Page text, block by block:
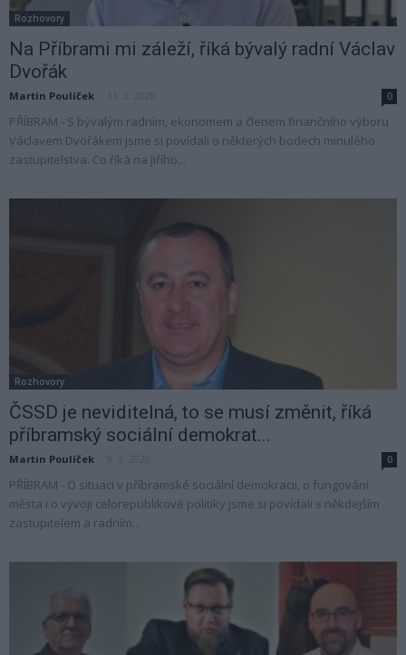
Rozhovory
Na Příbrami mi záleží, říká bývalý radní Václav
Dvořák
Martin Poulíček 0
PŘÍBRAM - S bývalým radním, ekonomem a členem finančního výboru
Václavem Dvořákem jsme si povídali o některých bodech minulého
zastupitelstva. Co říká na Jiřího...
Rozhovory
ČSSD je neviditelná, to se musí změnit, říká
příbramský sociální demokrat...
Martin Poulíček 0
PŘÍBRAM - O situaci v příbramské sociální demokracii, o fungování
města i o vývoji celorepublikové politiky jsme si povídali s někdejším
zastupitelem a radním...